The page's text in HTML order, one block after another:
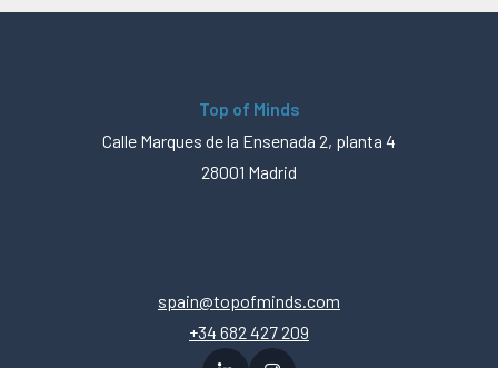
Top of Minds
Calle Marques de la Ensenada 2, planta 4
28001 Madrid
spain@topofminds.com
+34 682 427 209